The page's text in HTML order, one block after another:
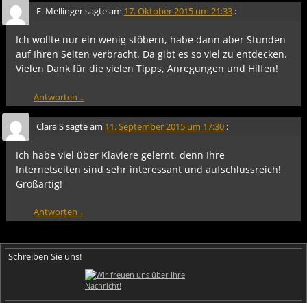
F. Mellingersagte am 17. Oktober 2015 um 21:33 :
Ich wollte nur ein wenig stöbern, habe dann aber Stunden
auf Ihren Seiten verbracht. Da gibt es so viel zu entdecken.
Vielen Dank für die vielen Tipps, Anregungen und Hilfen!
Antworten ↓
Clara Ssagte am 11. September 2015 um 17:30 :
Ich habe viel über Klaviere gelernt, denn Ihre
Internetseiten sind sehr interessant und aufschlussreich!
Großartig!
Antworten ↓
Schreiben Sie uns!